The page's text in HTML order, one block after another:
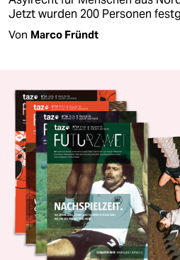
Jetzt wurden 200 Personen
Von Marco Fründt